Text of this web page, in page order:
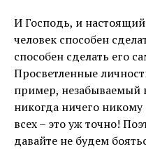
И Господь, и
человек способен
способен сделать его
Просветленные
пример, незабываемый
никогда ничего
всех – это уж точно!
давайте не будем